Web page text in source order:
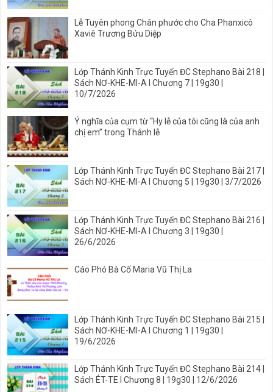
Lễ Tuyên phong Chân phước cho Cha Phanxicô
Xaviê Trương Bửu Diệp
Lớp Thánh Kinh Trực Tuyến ĐC Stephano Bài 218 |
Sách NƠ-KHE-MI-A I Chương 7 | 19g30 |
10/7/2026
Ý nghĩa của cụm từ “Hy lễ của tôi cũng là của anh
chị em” trong Thánh lễ
Lớp Thánh Kinh Trực Tuyến ĐC Stephano Bài 217 |
Sách NƠ-KHE-MI-A I Chương 5 | 19g30 | 3/7/2026
Lớp Thánh Kinh Trực Tuyến ĐC Stephano Bài 216 |
Sách NƠ-KHE-MI-A I Chương 3 | 19g30 |
26/6/2026
Cáo Phó Bà Cố Maria Vũ Thị La
Lớp Thánh Kinh Trực Tuyến ĐC Stephano Bài 215 |
Sách NƠ-KHE-MI-A I Chương 1 | 19g30 |
19/6/2026
Lớp Thánh Kinh Trực Tuyến ĐC Stephano Bài 214 |
Sách ÉT-TE I Chương 8 | 19g30 | 12/6/2026